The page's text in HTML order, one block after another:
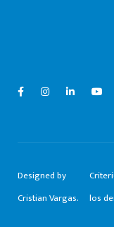
Designed by
Cristian Vargas.
los